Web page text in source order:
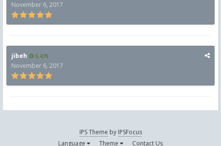
November 6, 2017
jibeh 5,475
November 6, 2017
IPS Theme by IPSFocus
Language
Theme Contact Us